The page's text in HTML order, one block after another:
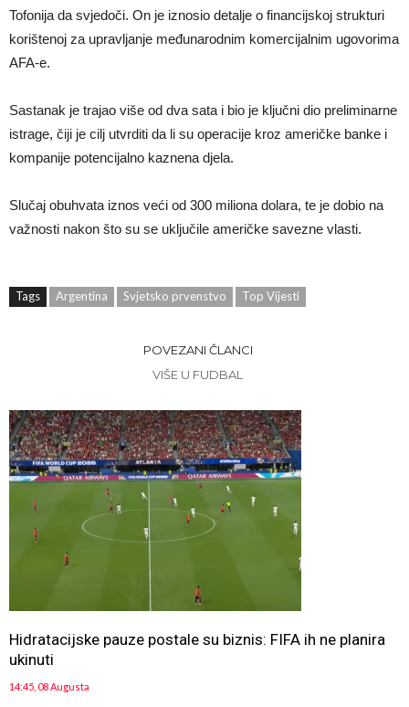
Tofonija da svjedoči. On je iznosio detalje o financijskoj strukturi
korištenoj za upravljanje međunarodnim komercijalnim ugovorima
AFA-e.
Sastanak je trajao više od dva sata i bio je ključni dio preliminarne
istrage, čiji je cilj utvrditi da li su operacije kroz američke banke i
kompanije potencijalno kaznena djela.
Slučaj obuhvata iznos veći od 300 miliona dolara, te je dobio na
važnosti nakon što su se uključile američke savezne vlasti.
Tags Argentina Svjetsko prvenstvo Top Vijesti
POVEZANI ČLANCI
VIŠE U FUDBAL
Hidratacijske pauze postale su biznis: FIFA ih ne planira
ukinuti
14:45, 08 Augusta